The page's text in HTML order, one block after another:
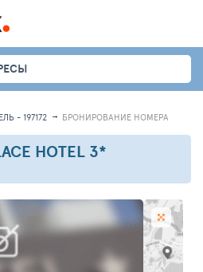
- 197172 БРОНИРОВАНИЕ НОМЕРА
HOTEL 3*